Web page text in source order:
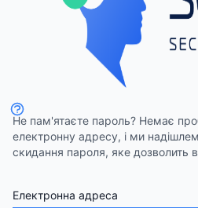
Не пам'ятаєте пароль? Немає
електронну адресу, і ми
скидання пароля, яке дозволить
Електронна адреса